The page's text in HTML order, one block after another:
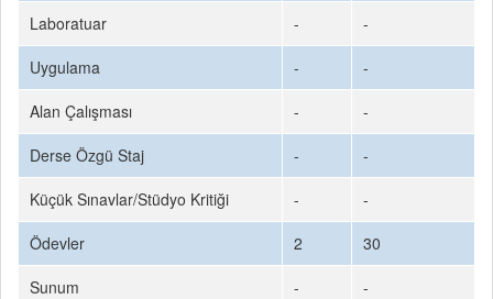
Laboratuar
-
-
Uygulama
-
-
Alan Çalışması
-
-
Derse Özgü Staj
-
-
Küçük Sınavlar/Stüdyo Kritiği
-
-
Ödevler
2
30
Sunum
-
-